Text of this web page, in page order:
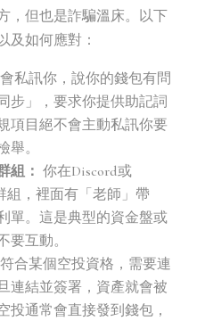
，但也是詐騙溫床。以下
及如何應對：
私訊你，說你的錢包有問
步」，要求你提供助記詞
項目絕不會主動私訊你要
。
組： 你在Discord或
組，裡面有「老師」帶
單。這是典型的資金盤或
要互動。
合某個空投資格，需要連
連結並簽署，資產就會被
投通常會直接發到錢包，